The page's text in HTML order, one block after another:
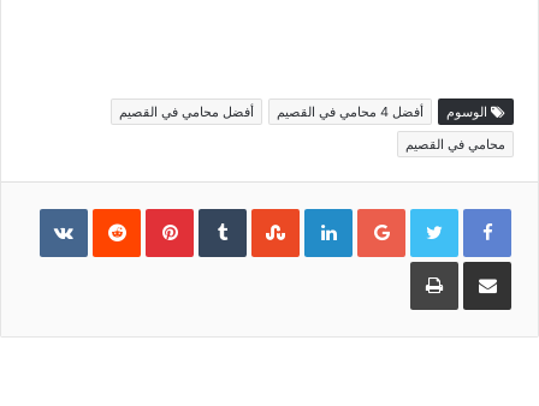
الوسوم أفضل 4 محامي في القصيم
أفضل محامي في القصيم
محامي في القصيم
Google+
LinkedIn
Pinterest
مشاركة
البريد
طباعة